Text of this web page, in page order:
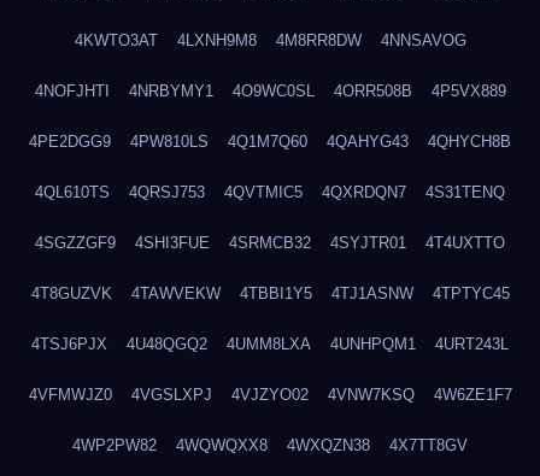
4KWTO3AT 4LXNH9M8 4M8RR8DW 4NNSAVOG
4NOFJHTI 4NRBYMY1 4O9WC0SL 4ORR508B 4P5VX889
4PE2DGG9 4PW810LS 4Q1M7Q60 4QAHYG43 4QHYCH8B
4QL610TS 4QRSJ753 4QVTMIC5 4QXRDQN7 4S31TENQ
4SGZZGF9 4SHI3FUE 4SRMCB32 4SYJTR01 4T4UXTTO
4T8GUZVK 4TAWVEKW 4TBBI1Y5 4TJ1ASNW 4TPTYC45
4TSJ6PJX 4U48QGQ2 4UMM8LXA 4UNHPQM1 4URT243L
4VFMWJZ0 4VGSLXPJ 4VJZYO02 4VNW7KSQ 4W6ZE1F7
4WP2PW82 4WQWQXX8 4WXQZN38 4X7TT8GV